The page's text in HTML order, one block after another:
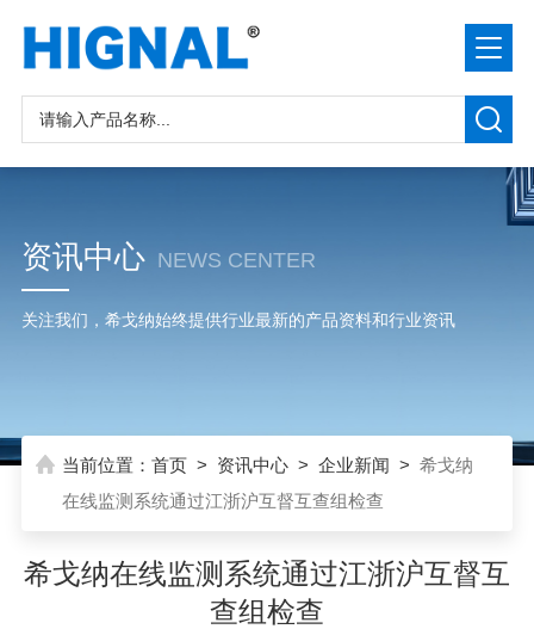
资讯中心 NEWS CENTER
关注我们，希戈纳始终提供行业最新的产品资料和行业资讯
当前位置： 首页> 资讯中心> 企业新闻 > 希戈纳
在线监测系统通过江浙沪互督互查组检查
希戈纳在线监测系统通过江浙沪互督互
查组检查